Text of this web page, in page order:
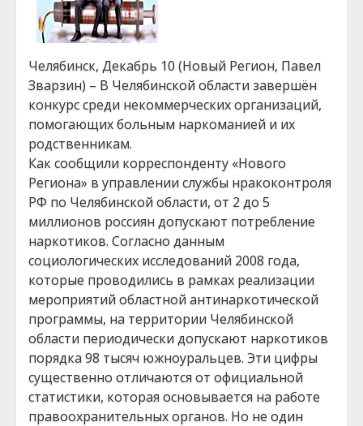
Челябинск, Декабрь 10 (Новый Регион, Павел
Зварзин) – В Челябинской области завершён
конкурс среди некоммерческих организаций,
помогающих больным наркоманией и их
родственникам.
Как сообщили корреспонденту «Нового
Региона» в управлении службы нракоконтроля
РФ по Челябинской области, от 2 до 5
миллионов россиян допускают потребление
наркотиков. Согласно данным
социологических исследований 2008 года,
которые проводились в рамках реализации
мероприятий областной антинаркотической
программы, на территории Челябинской
области периодически допускают наркотиков
порядка 98 тысяч южноуральцев. Эти цифры
существенно отличаются от официальной
статистики, которая основывается на работе
правоохранительных органов. Но не один